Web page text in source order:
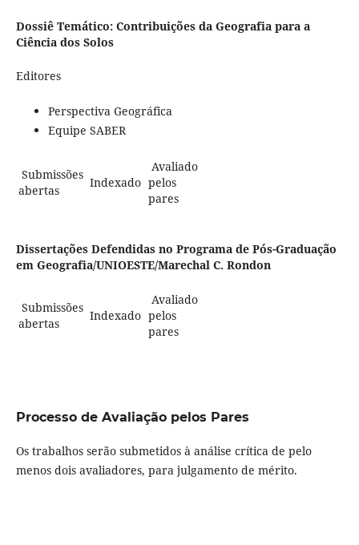
Dossiê Temático: Contribuições da Geografia para a
Ciência dos Solos
Editores
Perspectiva Geográfica
Equipe SABER
Submissões
abertas
Indexado
Avaliado
pelos
pares
Dissertações Defendidas no Programa de Pós-Graduação
em Geografia/UNIOESTE/Marechal C. Rondon
Submissões
abertas
Indexado
Avaliado
pelos
pares
Processo de Avaliação pelos Pares
Os trabalhos serão submetidos à análise crítica de pelo
menos dois avaliadores, para julgamento de mérito.